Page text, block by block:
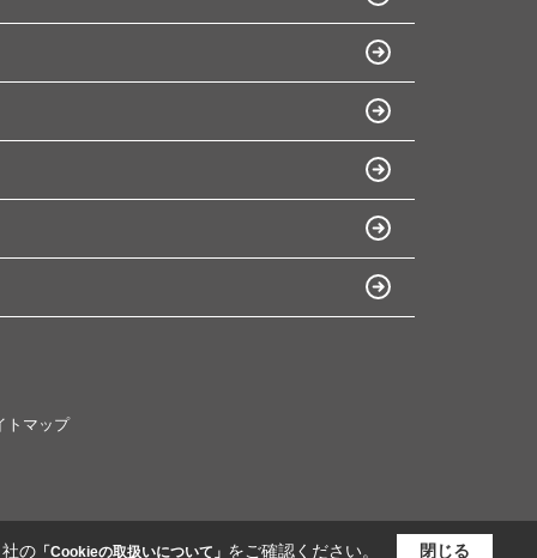
トマップ
の「Cookieの取扱いについて」 をご確認ください。 閉じる